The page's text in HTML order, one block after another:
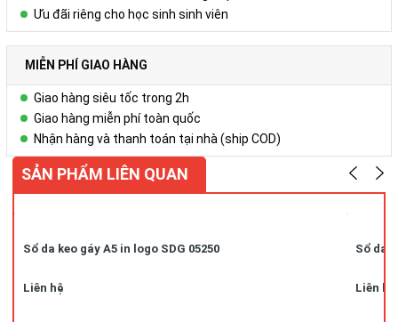
Ưu đãi riêng cho học sinh sinh viên
MIỄN PHÍ GIAO HÀNG
Giao hàng siêu tốc trong 2h
Giao hàng miễn phí toàn quốc
Nhận hàng và thanh toán tại nhà (ship COD)
SẢN PHẨM LIÊN QUAN
Sổ da keo gáy A5 in logo SDG 05250
Liên hệ
Sổ da
Liên hệ